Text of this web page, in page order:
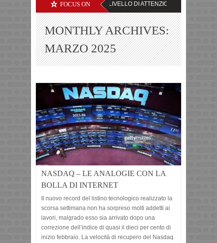
FOCUS ON
SOCIETA’ TECNOLOGICHE – IL LIVELLO DI ATTENZIONE
MONTHLY ARCHIVES:
MARZO 2025
NASDAQ – LE ANALOGIE CON LA
BOLLA DI INTERNET
Il nuovo record del listino tecnologico realizzato la
scorsa settimana non ha sorpreso molti addetti ai
lavori, malgrado esso sia arrivato dopo una
correzione dell’indice di quasi il dieci per cento di
inizio febbraio. La velocità di recupero del Nasdaq